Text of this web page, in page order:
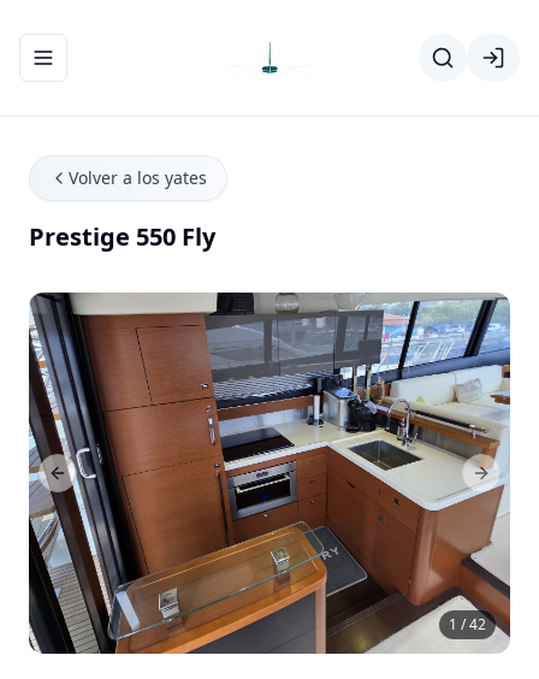
Abrir/cerrar el menú de navegación
Volver a los yates
Prestige 550 Fly
1 / 42
Previous Slide Next